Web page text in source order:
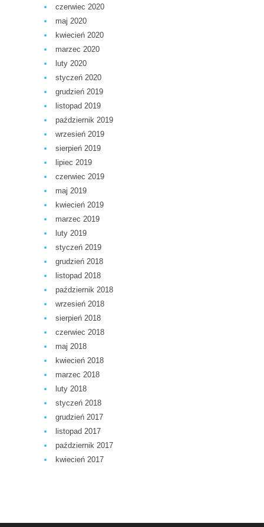
czerwiec 2020
maj 2020
kwiecień 2020
marzec 2020
luty 2020
styczeń 2020
grudzień 2019
listopad 2019
październik 2019
wrzesień 2019
sierpień 2019
lipiec 2019
czerwiec 2019
maj 2019
kwiecień 2019
marzec 2019
luty 2019
styczeń 2019
grudzień 2018
listopad 2018
październik 2018
wrzesień 2018
sierpień 2018
czerwiec 2018
maj 2018
kwiecień 2018
marzec 2018
luty 2018
styczeń 2018
grudzień 2017
listopad 2017
październik 2017
kwiecień 2017